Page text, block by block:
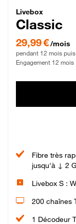
Livebox
Livebox
Classic
29,99 € par mois
29,99 €/mois
pendant 12 mois puis
Engagement 12 mois
Fibre très
jusqu'à ↓ 2
Livebox S :
200 chaînes
1 Décodeur